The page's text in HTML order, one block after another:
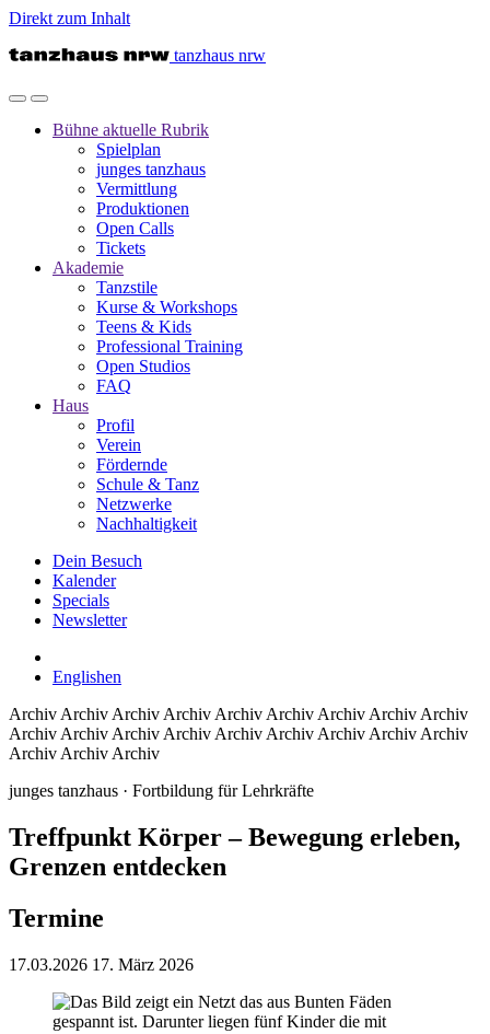
Direkt zum Inhalt
tanzhaus nrw
Bühne aktuelle Rubrik
Spielplan
junges tanzhaus
Vermittlung
Produktionen
Open Calls
Tickets
Akademie
Tanzstile
Kurse & Workshops
Teens & Kids
Professional Training
Open Studios
FAQ
Haus
Profil
Verein
Fördernde
Schule & Tanz
Netzwerke
Nachhaltigkeit
Dein Besuch
Kalender
Specials
Newsletter
Englishen
Archiv Archiv Archiv Archiv Archiv Archiv Archiv Archiv Archiv
Archiv Archiv Archiv Archiv Archiv Archiv Archiv Archiv Archiv
Archiv Archiv Archiv
junges tanzhaus · Fortbildung für Lehrkräfte
Treffpunkt Körper – Bewegung erleben,
Grenzen entdecken
Termine
17.03.2026 17. März 2026